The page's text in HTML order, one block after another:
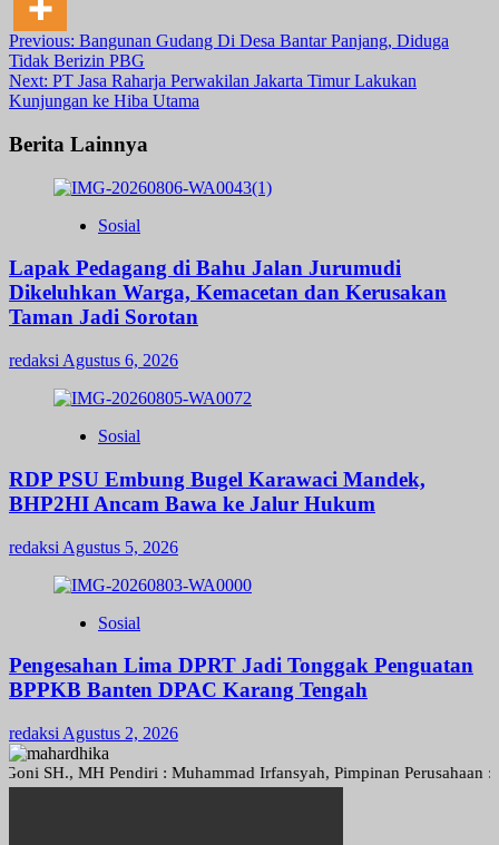
Post
navigation
Previous: Bangunan Gudang Di Desa Bantar Panjang, Diduga
Tidak Berizin PBG
Next: PT Jasa Raharja Perwakilan Jakarta Timur Lakukan
Kunjungan ke Hiba Utama
Berita Lainnya
Sosial
Lapak Pedagang di Bahu Jalan Jurumudi
Dikeluhkan Warga, Kemacetan dan Kerusakan
Taman Jadi Sorotan
redaksi Agustus 6, 2026
Sosial
RDP PSU Embung Bugel Karawaci Mandek,
BHP2HI Ancam Bawa ke Jalur Hukum
redaksi Agustus 5, 2026
Sosial
Pengesahan Lima DPRT Jadi Tonggak Penguatan
BPPKB Banten DPAC Karang Tengah
redaksi Agustus 2, 2026
SH., MH Pendiri : Muhammad Irfansyah, Pimpinan Perusahaan :